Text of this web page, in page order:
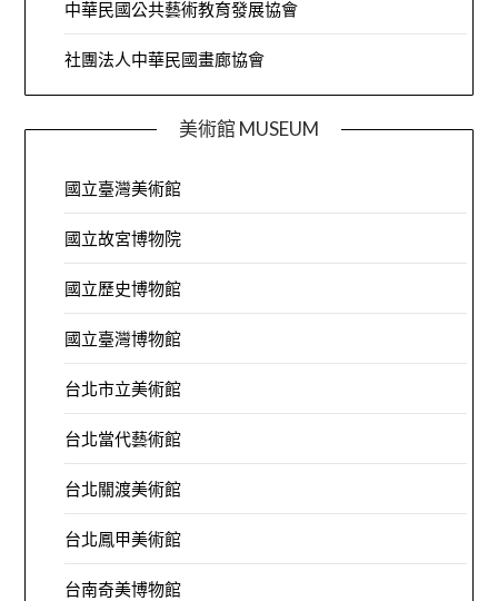
中華民國公共藝術教育發展協會
社團法人中華民國畫廊協會
美術館 MUSEUM
國立臺灣美術館
國立故宮博物院
國立歷史博物館
國立臺灣博物館
台北市立美術館
台北當代藝術館
台北關渡美術館
台北鳳甲美術館
台南奇美博物館